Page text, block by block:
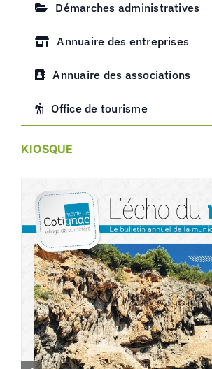
Démarches administratives
Annuaire des entreprises
Annuaire des associations
Office de tourisme
KIOSQUE